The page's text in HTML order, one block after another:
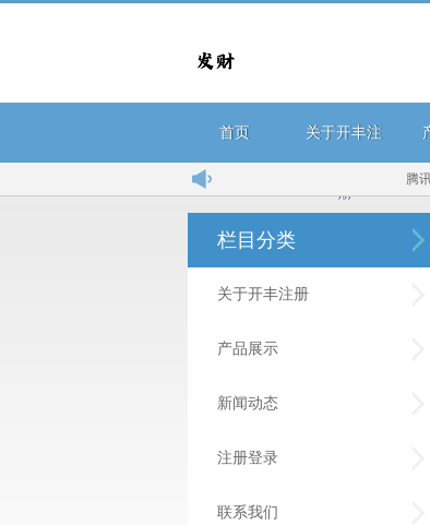
首页 关于开丰注
册
腾讯首播
栏目分类
关于开丰注册
产品展示
新闻动态
注册登录
联系我们